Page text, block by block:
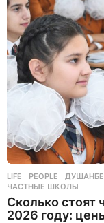
а
д
LIFE ,PEOPLE ДУШАНБЕ
ЧАСТНЫЕ ШКОЛЫ
Сколько
2026 году: